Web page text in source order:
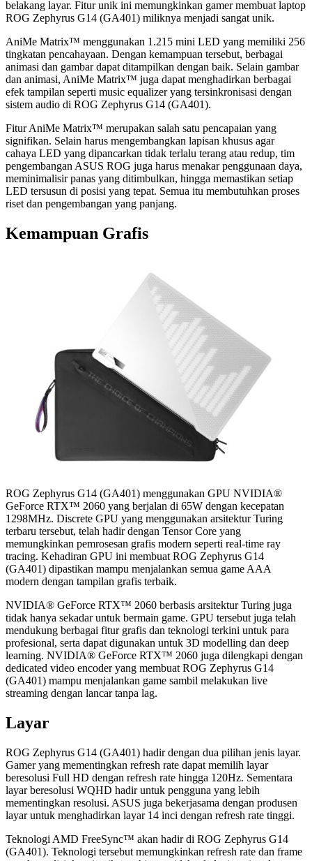
belakang layar. Fitur unik ini memungkinkan gamer membuat laptop
ROG Zephyrus G14 (GA401) miliknya menjadi sangat unik.
AniMe Matrix™ menggunakan 1.215 mini LED yang memiliki 256
tingkatan pencahayaan. Dengan kemampuan tersebut, berbagai
animasi dan gambar dapat ditampilkan dengan baik. Selain gambar
dan animasi, AniMe Matrix™ juga dapat menghadirkan berbagai
efek tampilan seperti music equalizer yang tersinkronisasi dengan
sistem audio di ROG Zephyrus G14 (GA401).
Fitur AniMe Matrix™ merupakan salah satu pencapaian yang
signifikan. Selain harus mengembangkan lapisan khusus agar
cahaya LED yang dipancarkan tidak terlalu terang atau redup, tim
pengembangan ASUS ROG juga harus menakar penggunaan daya,
meminimalisir panas yang ditimbulkan, hingga memastikan setiap
LED tersusun di posisi yang tepat. Semua itu membutuhkan proses
riset dan pengembangan yang panjang.
Kemampuan Grafis
ROG Zephyrus G14 (GA401) menggunakan GPU NVIDIA®
GeForce RTX™ 2060 yang berjalan di 65W dengan kecepatan
1298MHz. Discrete GPU yang menggunakan arsitektur Turing
terbaru tersebut, telah hadir dengan Tensor Core yang
memungkinkan pemrosesan grafis modern seperti real-time ray
tracing. Kehadiran GPU ini membuat ROG Zephyrus G14
(GA401) dipastikan mampu menjalankan semua game AAA
modern dengan tampilan grafis terbaik.
NVIDIA® GeForce RTX™ 2060 berbasis arsitektur Turing juga
tidak hanya sekadar untuk bermain game. GPU tersebut juga telah
mendukung berbagai fitur grafis dan teknologi terkini untuk para
profesional, serta dapat digunakan untuk 3D modelling dan deep
learning. NVIDIA® GeForce RTX™ 2060 juga dilengkapi dengan
dedicated video encoder yang membuat ROG Zephyrus G14
(GA401) mampu menjalankan game sambil melakukan live
streaming dengan lancar tanpa lag.
Layar
ROG Zephyrus G14 (GA401) hadir dengan dua pilihan jenis layar.
Gamer yang mementingkan refresh rate dapat memilih layar
beresolusi Full HD dengan refresh rate hingga 120Hz. Sementara
layar beresolusi WQHD hadir untuk pengguna yang lebih
mementingkan resolusi. ASUS juga bekerjasama dengan produsen
layar untuk menghadirkan layar 14 inci dengan refresh rate tinggi.
Teknologi AMD FreeSync™ akan hadir di ROG Zephyrus G14
(GA401). Teknologi tersebut memungkinkan refresh rate dan frame